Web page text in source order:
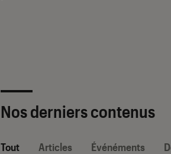
Nos derniers contenus
Tout Articles Événéments